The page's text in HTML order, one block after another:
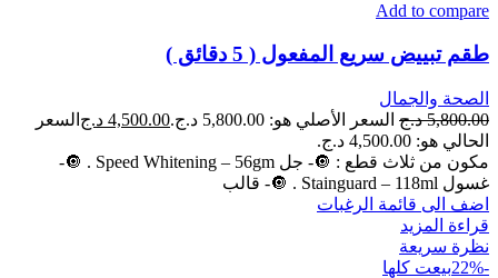
Add to compare
طقم تبييض سريع المفعول ( 5 دقائق )
الصحة والجمال
5,800.00 د.ج السعر الأصلي هو: 5,800.00 د.ج. 4,500.00 د.ج السعر
الحالي هو: 4,500.00 د.ج.
مكون من ثلاث قطع : 🔘- جل Speed Whitening – 56gm . 🔘-
غسول Stainguard – 118ml . 🔘- قالب
اضف الى قائمة الرغبات
قراءة المزيد
نظرة سريعة
-22%
بيعت كلها